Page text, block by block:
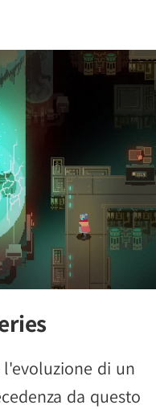
l'evoluzione di un
da questo